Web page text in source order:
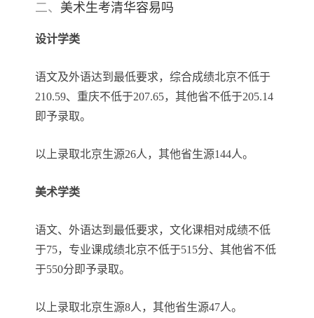
二、 美术生考清华容易吗
设计学类
语文及外语达到最低要求，综合成绩北京不低于
210.59、重庆不低于207.65，其他省不低于205.14
即予录取。
以上录取北京生源26人，其他省生源144人。
美术学类
语文、外语达到最低要求，文化课相对成绩不低
于75，专业课成绩北京不低于515分、其他省不低
于550分即予录取。
以上录取北京生源8人，其他省生源47人。